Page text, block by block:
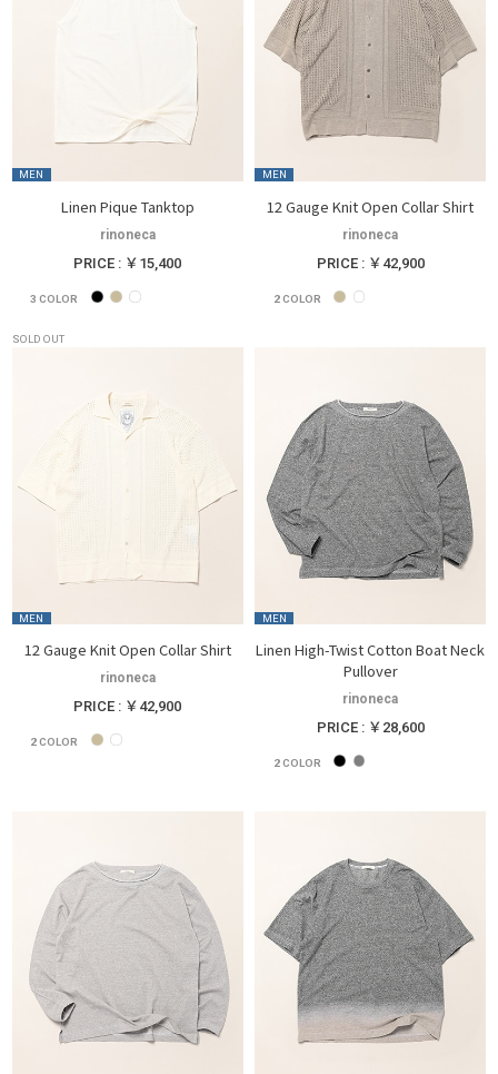
MEN
Linen Pique Tanktop
rinoneca
PRICE : ￥15,400
3 COLOR
MEN
12 Gauge Knit Open Collar Shirt
rinoneca
PRICE : ￥42,900
2COLOR
SOLD OUT
MEN
12 Gauge Knit Open Collar Shirt
rinoneca
PRICE : ￥42,900
2COLOR
MEN
Linen High-Twist Cotton Boat Neck
Pullover
rinoneca
PRICE : ￥28,600
2COLOR